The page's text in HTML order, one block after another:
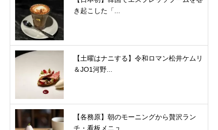
き起こした「...
【土曜はナニする】令和ロマン松井ケムリ
＆JO1河野...
【各務原】朝のモーニングから贅沢ラン
チ・看板メニュ...